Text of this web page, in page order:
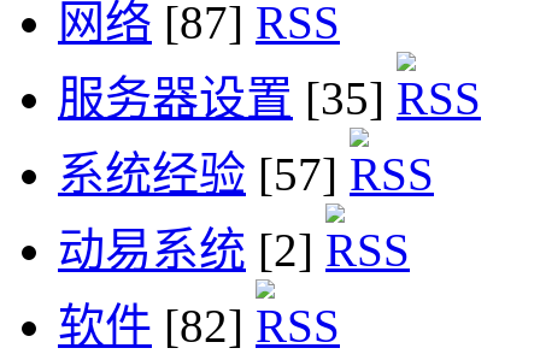
网络 [87]
服务器设置 [35]
系统经验 [57]
动易系统 [2]
软件 [82]